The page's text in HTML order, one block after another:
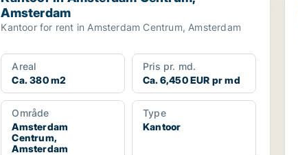
Amsterdam
Kantoor for rent in Amsterdam Centrum, Amsterdam
Areal
Ca. 380 m2
Pris pr. md.
Ca. 6,450 EUR pr md
Område
Amsterdam
Centrum,
Amsterdam
Type
Kantoor